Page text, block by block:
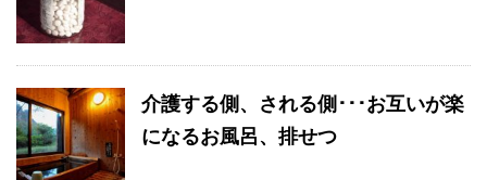
介護する側、される側･･･お互いが楽
になるお風呂、排せつ